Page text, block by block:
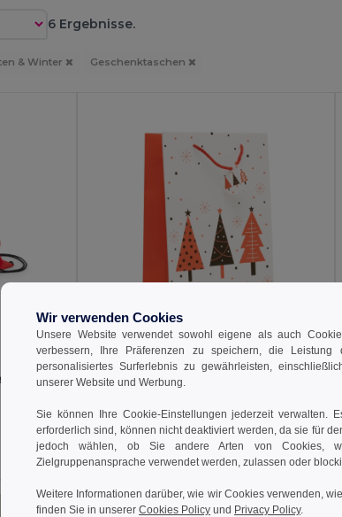
6 Ergebnisse.
& Winter Geschenktaschen
-4% 1,53 €
In den Warenkorb
Wir verwenden Cookies
Unsere Website verwendet sowohl eigene als auch
verbessern, Ihre Präferenzen zu speichern, die
personalisiertes Surferlebnis zu gewährleisten,
unserer Website und Werbung.
Sie können Ihre Cookie-Einstellungen jederzeit verwalten.
erforderlich sind, können nicht deaktiviert werden, da sie für
jedoch wählen, ob Sie andere Arten von Cookies,
Zielgruppenansprache verwendet werden, zulassen oder
Weitere Informationen darüber, wie wir Cookies verwenden,
finden Sie in unserer Cookies Policy und Privacy Policy.